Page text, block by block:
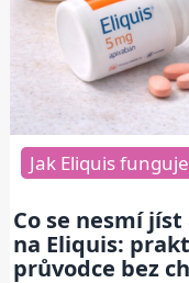
Co je Xarelto a
Jak Eliquis
Co se nesmí
na Eliquis:
průvodce bez